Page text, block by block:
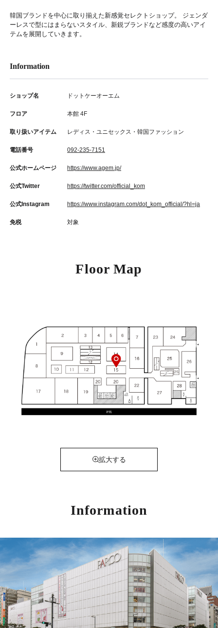
韓国ブランドを中心に取り揃えた新感覚セレクトショップ。 ジェンダ
ーレスで型にはまらないスタイル、新鋭ブランドなど感度の高いアイ
テムを展開していきます。
Information
ショップ名 ドットケーオーエム
フロア 本館 4F
取り扱いアイテム レディス・ユニセックス・韓国ファッション
電話番号 092-235-7151
公式ホームページ https://www.agem.jp/
公式Twitter https://twitter.com/official_kom
公式Instagram https://www.instagram.com/dot_kom_official/?hl=ja
免税 対象
Floor Map
拡大する
Information